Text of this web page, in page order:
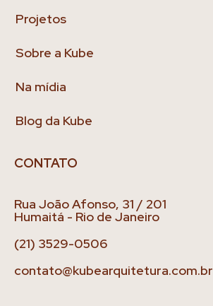
Projetos
Sobre a Kube
Na mídia
Blog da Kube
CONTATO
Rua João Afonso, 31 / 201
Humaitá - Rio de Janeiro
(21) 3529-0506
contato@kubearquitetura.com.br